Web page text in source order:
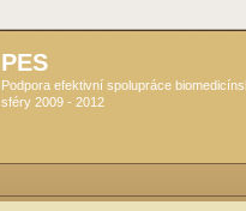
PES
Podpora efektivní spolupráce
sféry 2009 - 2012